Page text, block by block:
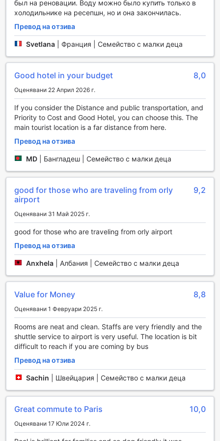
игралната стая предлага множество забавления, които
Независимо дали искате да играете настолни игри или
видеоигри, в игралната стая ще намерите нещо за
всеки. За финал, красивата градина на хотела е
идеалното място за разходка и релаксация, където
спокойствието на природата. Novotel Paris Orly Rungis
наистина предлага всичко необходимо за един забавен
и релаксиращ престой.
Спортни съоръжения в Novotel Paris Orly Rungis
В Novotel Paris Orly Rungis спортът и релаксацията са в
центъра на вниманието. Гостите могат да се насладят
на закрития плувен басейн, който предлага идеалната
ден. Със своите модерни удобства, басейнът е
перфектното място за плуване или просто за отдих,
докато се наслаждавате на спокойната атмосфера.
съвременни уреди и предлага разнообразие от
тренировки, които ще задоволят нуждите на всеки
любител на спорта. Независимо дали искате да
подобрите физическата си форма или просто да
поддържате активен начин на живот, фитнес центърът е
идеалното място за вас. За любителите на слънцето,
откритият плувен басейн предоставя възможност за
дни, съчетавайки активността с удоволствието от
природата.
Удобства за комфорт и удобство в Novotel Paris Orly
Rungis
удобства, които гарантират, че всеки гост ще се
чувства като у дома си. С услугата за пране и
химическо чистене, можете да се насладите на свежи
и чисти дрехи по всяко време на вашия престой. Освен
това, услугата за рум-сървиз ви позволява да се
насладите на вкусна храна и напитки директно в стаята
си, без да напускате комфорта на своята обстановка.
Хотелът предлага безплатен Wi-Fi във всички стаи,
был на реновации. Воду можно было купить только в
холодильнике на ресепшн, но и она закончилась.
Превод на отзива
Svetlana Франция | Семейство с малки деца
Good hotel in your budget 8,0
Оценявани 22 Април 2026 г.
If you consider the Distance and public transportation, and
Priority to Cost and Good Hotel, you can choose this. The
main tourist location is a far distance from here.
Превод на отзива
MD Бангладеш | Семейство с малки деца
good for those who are traveling from orly
airport
9,2
Оценявани 31 Май 2025 г.
good for those who are traveling from orly airport
Превод на отзива
Anxhela Албания | Семейство с малки деца
Value for Money 8,8
Оценявани 1 Февруари 2025 г.
Rooms are neat and clean. Staffs are very friendly and the
shuttle service to airport is very useful. The location is bit
difficult to reach if you are coming by bus
Превод на отзива
Sachin Швейцария | Семейство с малки деца
Great commute to Paris 10,0
Оценявани 17 Юли 2024 г.